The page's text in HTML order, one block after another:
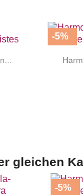
-5%
gleichen
-5%